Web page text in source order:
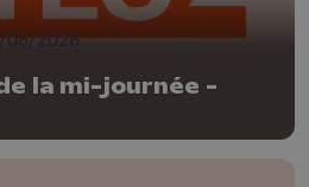
08/2026
la mi-journée -